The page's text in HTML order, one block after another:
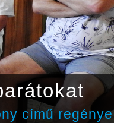
című regénye